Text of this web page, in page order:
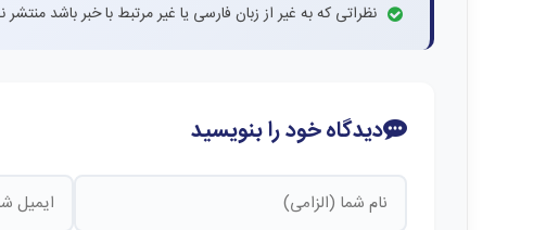
نظراتی که به غیر از زبان فارسی یا غیر مرتبط با خبر باشد
دیدگاه خود را بنویسید